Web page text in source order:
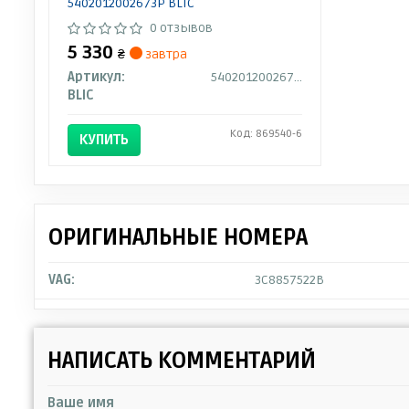
5402012002673P BLIC
0 отзывов
5 330 ₴
завтра
Артикул:
5402012002673P
BLIC
КУПИТЬ Код: 869540-6
ОРИГИНАЛЬНЫЕ НОМЕРА
VAG: 3C8857522B
НАПИСАТЬ КОММЕНТАРИЙ
Ваше имя